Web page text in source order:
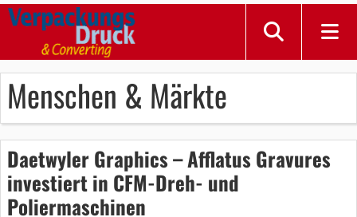
Menschen & Märkte
Daetwyler Graphics – Afflatus Gravures
investiert in CFM-Dreh- und
Poliermaschinen